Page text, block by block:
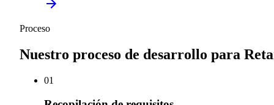
Proceso
Nuestro proceso de desarrollo para
01